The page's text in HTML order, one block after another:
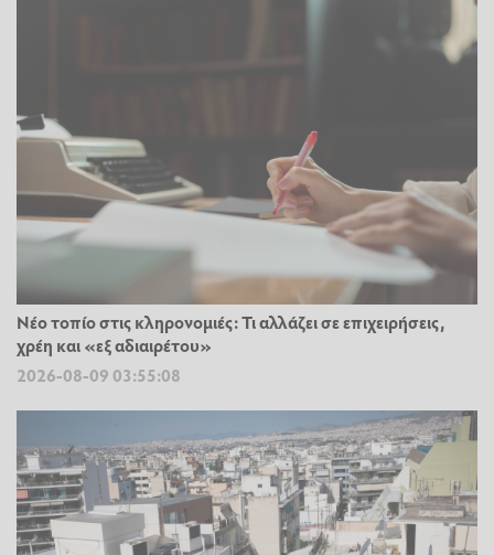
Νέο τοπίο στις κληρονομιές: Τι αλλάζει σε επιχειρήσεις,
χρέη και «εξ αδιαιρέτου»
2026-08-09 03:55:08